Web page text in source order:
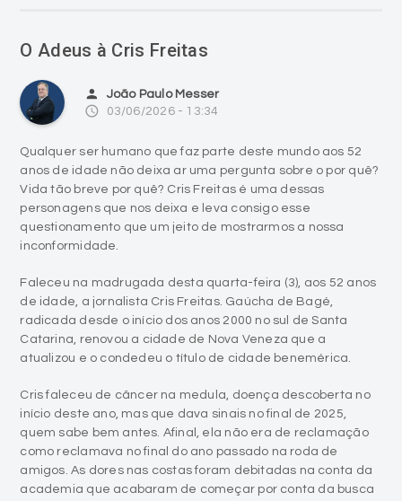
O Adeus à Cris Freitas
person João Paulo Messer
access_time 03/06/2026 - 13:34
Qualquer ser humano que faz parte deste mundo aos 52
anos de idade não deixa ar uma pergunta sobre o por quê?
Vida tão breve por quê? Cris Freitas é uma dessas
personagens que nos deixa e leva consigo esse
questionamento que um jeito de mostrarmos a nossa
inconformidade.
Faleceu na madrugada desta quarta-feira (3), aos 52 anos
de idade, a jornalista Cris Freitas. Gaúcha de Bagé,
radicada desde o início dos anos 2000 no sul de Santa
Catarina, renovou a cidade de Nova Veneza que a
atualizou e o condedeu o título de cidade benemérica.
Cris faleceu de câncer na medula, doença descoberta no
início deste ano, mas que dava sinais no final de 2025,
quem sabe bem antes. Afinal, ela não era de reclamação
como reclamava no final do ano passado na roda de
amigos. As dores nas costas foram debitadas na conta da
academia que acabaram de começar por conta da busca